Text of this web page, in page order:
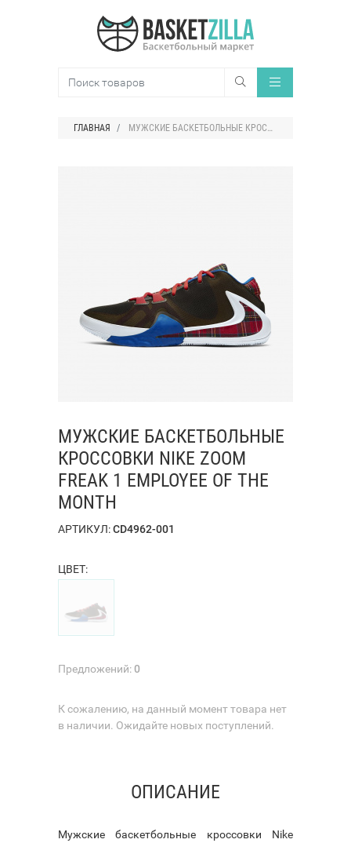
ГЛАВНАЯ МУЖСКИЕ БАСКЕТБОЛЬНЫЕ КРОССОВКИ NIKE ZOOM FREAK 1 EMPLOYEE OF THE MONTH
МУЖСКИЕ БАСКЕТБОЛЬНЫЕ
КРОССОВКИ NIKE ZOOM
FREAK 1 EMPLOYEE OF THE
MONTH
АРТИКУЛ:CD4962-001
ЦВЕТ:
Предложений:0
К сожалению, на данный момент товара нет
в наличии. Ожидайте новых поступлений.
ОПИСАНИЕ
Мужские баскетбольные кроссовки Nike